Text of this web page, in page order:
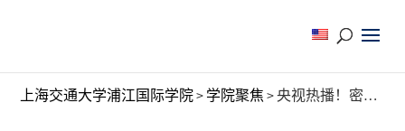
上海交通大学浦江国际学院> 学院聚焦 >央视热播！密院校友隋少龙：走好我们这代人新的长征路